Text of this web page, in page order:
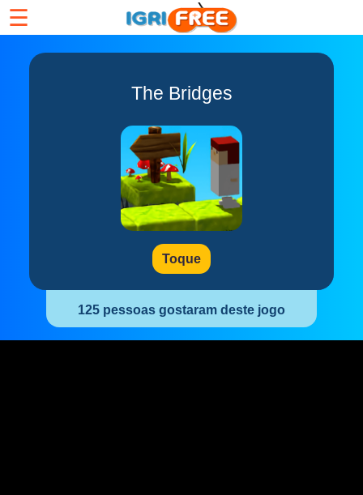
☰
The Bridges
Toque
125 pessoas gostaram deste jogo